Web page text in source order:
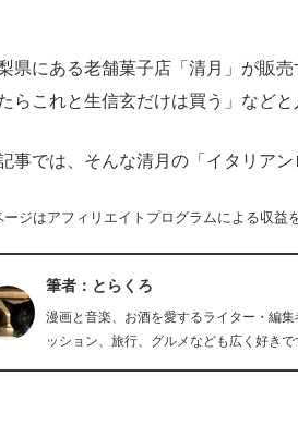
ちょっと気になるネットの話題
県にある老舗菓子店「清月」が販売
らこれと生信玄だけは買う」などと
事では、そんな清月の「イタリアン
ジはアフィリエイトプログラムによる収益
筆者：とらくろ
漫画と音楽、お酒を愛するライター・編
ッション、旅行、グルメなども広く好き